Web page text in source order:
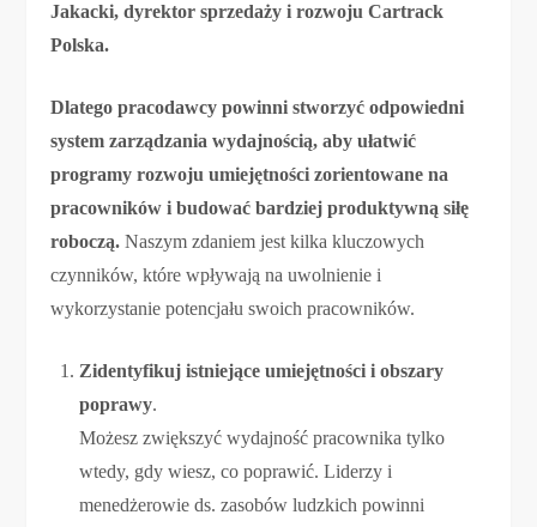
Jakacki, dyrektor sprzedaży i rozwoju Cartrack
Polska.
Dlatego pracodawcy powinni stworzyć odpowiedni
system zarządzania wydajnością, aby ułatwić
programy rozwoju umiejętności zorientowane na
pracowników i budować bardziej produktywną siłę
roboczą. Naszym zdaniem jest kilka kluczowych
czynników, które wpływają na uwolnienie i
wykorzystanie potencjału swoich pracowników.
Zidentyfikuj istniejące umiejętności i obszary
poprawy.
Możesz zwiększyć wydajność pracownika tylko
wtedy, gdy wiesz, co poprawić. Liderzy i
menedżerowie ds. zasobów ludzkich powinni